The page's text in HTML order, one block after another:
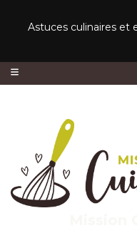
Astuces culinaires et